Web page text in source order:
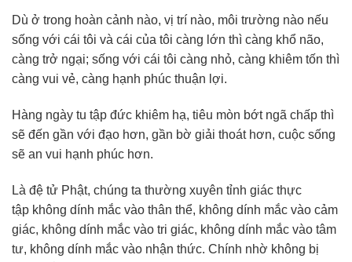
Dù ở trong hoàn cảnh nào, vị trí nào, môi trường nào nếu
sống với cái tôi và cái của tôi càng lớn thì càng khổ não,
càng trở ngại; sống với cái tôi càng nhỏ, càng khiêm tốn thì
càng vui vẻ, càng hạnh phúc thuận lợi.
Hàng ngày tu tập đức khiêm hạ, tiêu mòn bớt ngã chấp thì
sẽ đến gần với đạo hơn, gần bờ giải thoát hơn, cuộc sống
sẽ an vui hạnh phúc hơn.
Là đệ tử Phật, chúng ta thường xuyên tỉnh giác thực
tập không dính mắc vào thân thể, không dính mắc vào cảm
giác, không dính mắc vào tri giác, không dính mắc vào tâm
tư, không dính mắc vào nhận thức. Chính nhờ không bị